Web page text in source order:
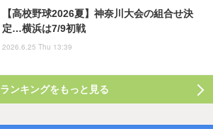
【高校野球2026夏】神奈川大会の組合せ決
定…横浜は7/9初戦
2026.6.25 Thu 13:39
ランキングをもっと見る